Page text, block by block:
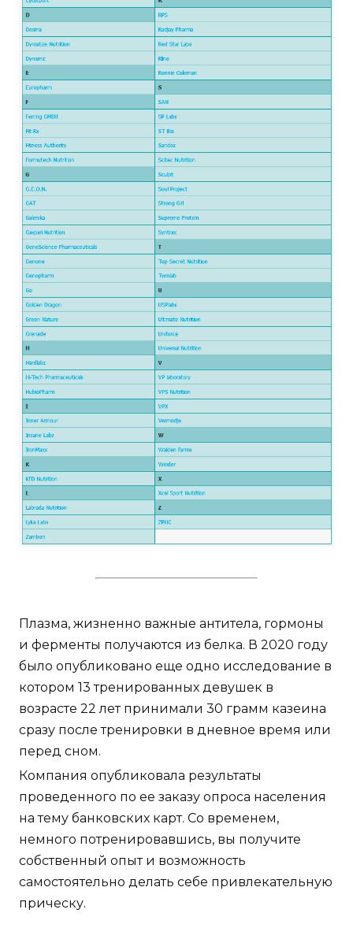
Плазма, жизненно важные антитела, гормоны
и ферменты получаются из белка. В 2020 году
было опубликовано еще одно исследование в
котором 13 тренированных девушек в
возрасте 22 лет принимали 30 грамм казеина
сразу после тренировки в дневное время или
перед сном.
Компания опубликовала результаты
проведенного по ее заказу опроса населения
на тему банковских карт. Со временем,
немного потренировавшись, вы получите
собственный опыт и возможность
самостоятельно делать себе привлекательную
прическу.